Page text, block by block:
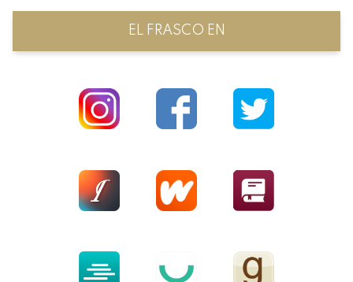
EL FRASCO EN